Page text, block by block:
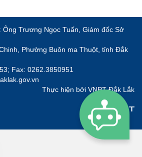
Trương Ngọc Tuấn, Giám đốc Sở
Phường Buôn ma Thuột, tỉnh Đắk
Fax: 0262.3850951
Thực hiện bởi VNPT Đắk Lắk